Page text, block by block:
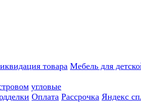
товара Мебель для
угловые
Оплата Рассрочка Яндекс